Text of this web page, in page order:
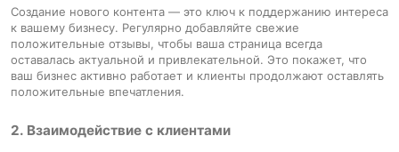
Создание нового контента — это ключ к поддержанию интереса
к вашему бизнесу. Регулярно добавляйте свежие
положительные отзывы, чтобы ваша страница всегда
оставалась актуальной и привлекательной. Это покажет, что
ваш бизнес активно работает и клиенты продолжают оставлять
положительные впечатления.
2. Взаимодействие с клиентами